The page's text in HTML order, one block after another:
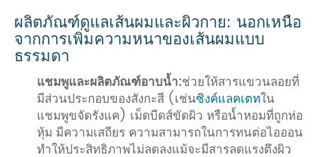
ผลิตภัณฑ์ดูแลเส้นผมและผิวกาย: นอกเหนือ
จากการเพิ่มความหนาของเส้นผมแบบ
ธรรมดา
แชมพูและผลิตภัณฑ์อาบน้ำ:ช่วยให้สารแขวนลอยที่
มีส่วนประกอบของสังกะสี (เช่นซิงค์แลคเตทใน
แชมพูขจัดรังแค) เม็ดบีดส์ขัดผิว หรือน้ำหอมที่ถูกห่อ
หุ้ม มีความเสถียร ความสามารถในการทนต่อไอออน
ทำให้ประสิทธิภาพไม่ลดลงแม้จะมีสารลดแรงตึงผิว